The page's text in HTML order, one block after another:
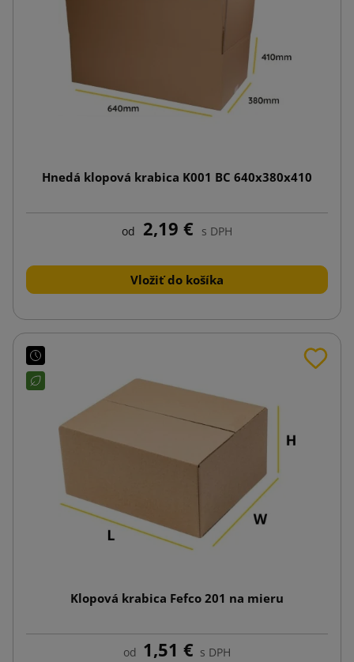
Hnedá klopová krabica K001 BC 640x380x410
od 2,19 € s DPH
Vložiť do košíka
Klopová krabica Fefco 201 na mieru
od 1,51 € s DPH